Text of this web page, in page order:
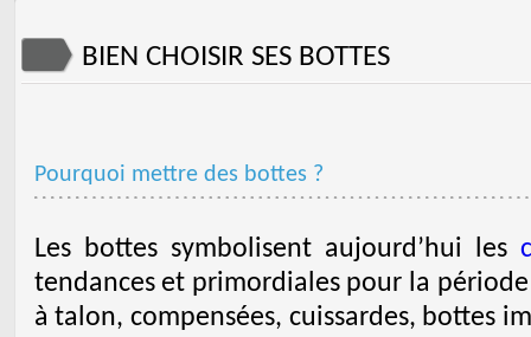
BIEN CHOISIR SES BOTTES
Pourquoi mettre des bottes ?
Les bottes symbolisent aujourd’hui les
tendances et primordiales pour la
à talon, compensées, cuissardes, bottes